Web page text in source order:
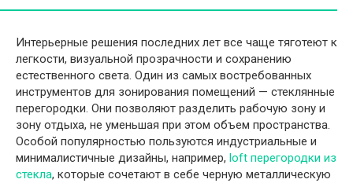
Интерьерные решения последних лет все чаще тяготеют к
легкости, визуальной прозрачности и сохранению
естественного света. Один из самых востребованных
инструментов для зонирования помещений — стеклянные
перегородки. Они позволяют разделить рабочую зону и
зону отдыха, не уменьшая при этом объем пространства.
Особой популярностью пользуются индустриальные и
минималистичные дизайны, например, loft перегородки из
стекла, которые сочетают в себе черную металлическую